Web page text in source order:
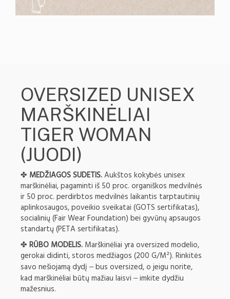
OVERSIZED UNISEX
MARŠKINĖLIAI
TIGER WOMAN
(JUODI)
✤ MEDŽIAGOS SUDETIS.Aukštos kokybės unisex
marškinėliai, pagaminti iš 50 proc. organiškos medvilnės
ir 50 proc. perdirbtos medvilnės laikantis tarptautinių
aplinkosaugos, poveikio sveikatai (GOTS sertifikatas),
socialinių (Fair Wear Foundation) bei gyvūnų apsaugos
standartų (PETA sertifikatas).
✤ RŪBO MODELIS. Marškinėliai yra oversized modelio,
gerokai didinti, storos medžiagos (200 G/M²). Rinkitės
savo nešiojamą dydį –bus oversized, o jeigu norite,
kad marškinėliai būtų mažiau laisvi –imkite dydžiu
mažesnius.